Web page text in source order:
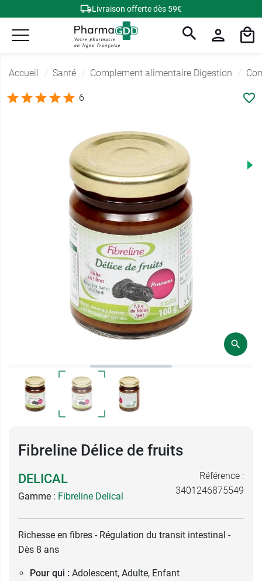
Livraison offerte dès 59€
Accueil Santé Complement alimentaire Digestion
6
Fibreline Délice de fruits
DELICAL
Gamme : Fibreline Delical
Référence :
3401246875549
Richesse en fibres - Régulation du transit intestinal -
Dès 8 ans
Pour qui : Adolescent, Adulte, Enfant